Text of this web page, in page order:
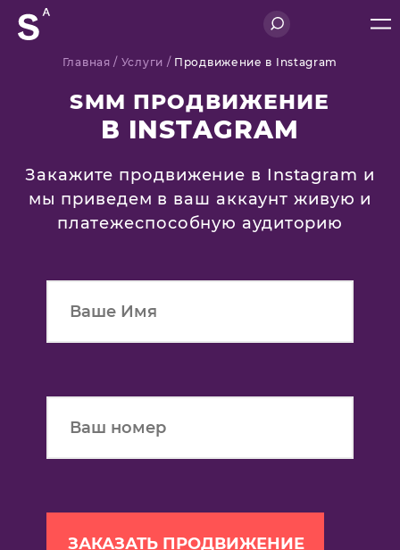
Главная / Услуги / Продвижение в Instagram
SMM ПРОДВИЖЕНИЕ
В INSTAGRAM
Закажите продвижение в Instagram и
мы приведем в ваш аккаунт живую и
платежеспособную аудиторию